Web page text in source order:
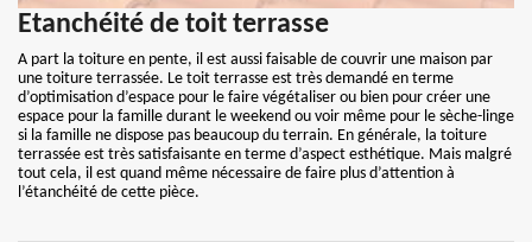
Etanchéité de toit terrasse
A part la toiture en pente, il est aussi faisable de couvrir une maison par
une toiture terrassée. Le toit terrasse est très demandé en terme
d’optimisation d’espace pour le faire végétaliser ou bien pour créer une
espace pour la famille durant le weekend ou voir même pour le sèche-linge
si la famille ne dispose pas beaucoup du terrain. En générale, la toiture
terrassée est très satisfaisante en terme d’aspect esthétique. Mais malgré
tout cela, il est quand même nécessaire de faire plus d’attention à
l’étanchéité de cette pièce.